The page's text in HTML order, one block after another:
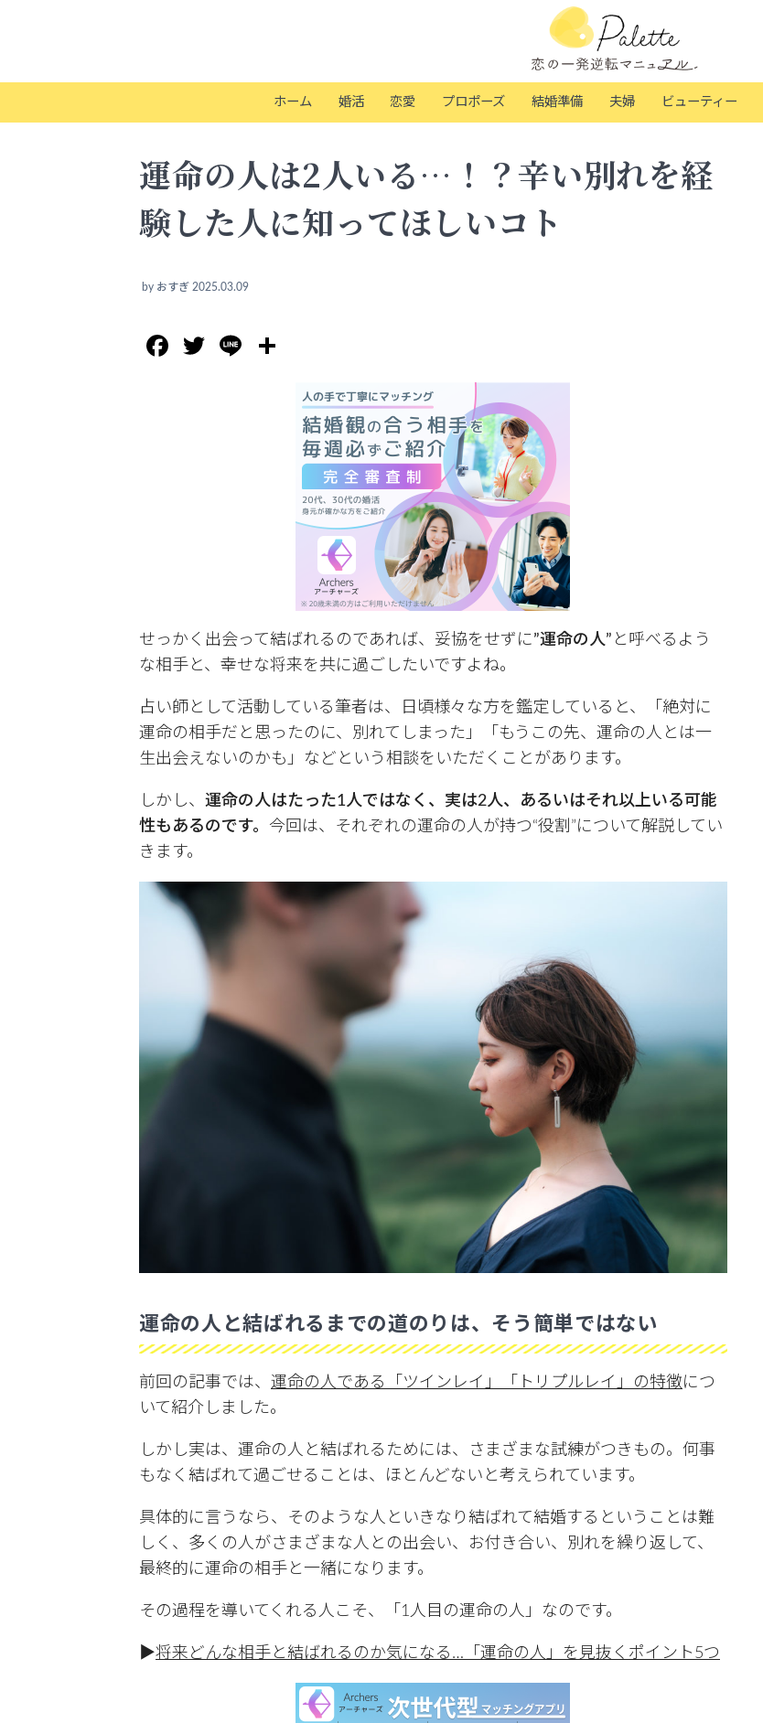
ホーム 婚活 恋愛 プロポーズ 結婚準備 夫婦 ビューティー
運命の人は2人いる…！？辛い別れを経
験した人に知ってほしいコト
by おすぎ 2025.03.09
Facebook
Twitter
Line
せっかく出会って結ばれるのであれば、妥協をせずに”運命の人” と呼べるよう
な相手と、幸せな将来を共に過ごしたいですよね。
占い師として活動している筆者は、日頃様々な方を鑑定していると、「絶対に
運命の相手だと思ったのに、別れてしまった」「もうこの先、運命の人とは一
生出会えないのかも」などという相談をいただくことがあります。
しかし、 運命の人はたった1人ではなく、実は2人、あるいはそれ以上いる可能
性もあるのです。 今回は、それぞれの運命の人が持つ“役割”について解説してい
きます。
運命の人と結ばれるまでの道のりは、そう簡単ではない
前回の記事では、 運命の人である「ツインレイ」「トリプルレイ」の特徴につ
いて紹介しました。
しかし実は、運命の人と結ばれるためには、さまざまな試練がつきもの。何事
もなく結ばれて過ごせることは、ほとんどないと考えられています。
具体的に言うなら、そのような人といきなり結ばれて結婚するということは難
しく、多くの人がさまざまな人との出会い、お付き合い、別れを繰り返して、
最終的に運命の相手と一緒になります。
その過程を導いてくれる人こそ、「1人目の運命の人」なのです。
▶︎将来どんな相手と結ばれるのか気になる…「運命の人」を見抜くポイント5つ